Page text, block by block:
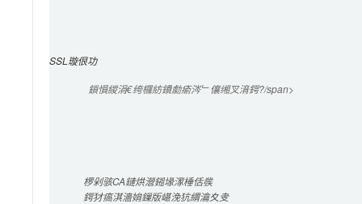
SSL璇佷功
鎻愪緵涓€绔欏紡鐨勮瘉涔﹂儴缃叉湇鍔?/span>
椤剁骇CA鏈烘瀯鎺堟潈棰佸彂
鍔犲瘑淇濇姢鏁版嵁浼犺緭瀹夊叏